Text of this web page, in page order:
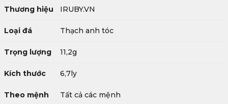
Thương hiệu IRUBY.VN
Loại đá Thạch anh tóc
Trọng lượng 11,2g
Kích thước 6,7ly
Theo mệnh Tất cả các mệnh